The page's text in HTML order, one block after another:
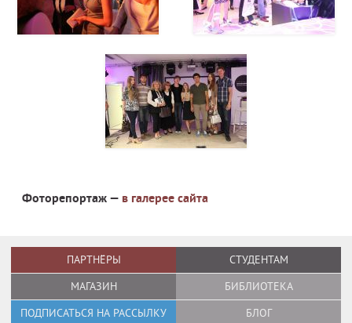
Фоторепортаж — в галерее сайта
ПАРТНЁРЫ
СТУДЕНТАМ
МАГАЗИН
БИБЛИОТЕКА
ПОДПИСАТЬСЯ НА РАССЫЛКУ
БЛОГ